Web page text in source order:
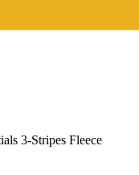
3-Stripes Fleece